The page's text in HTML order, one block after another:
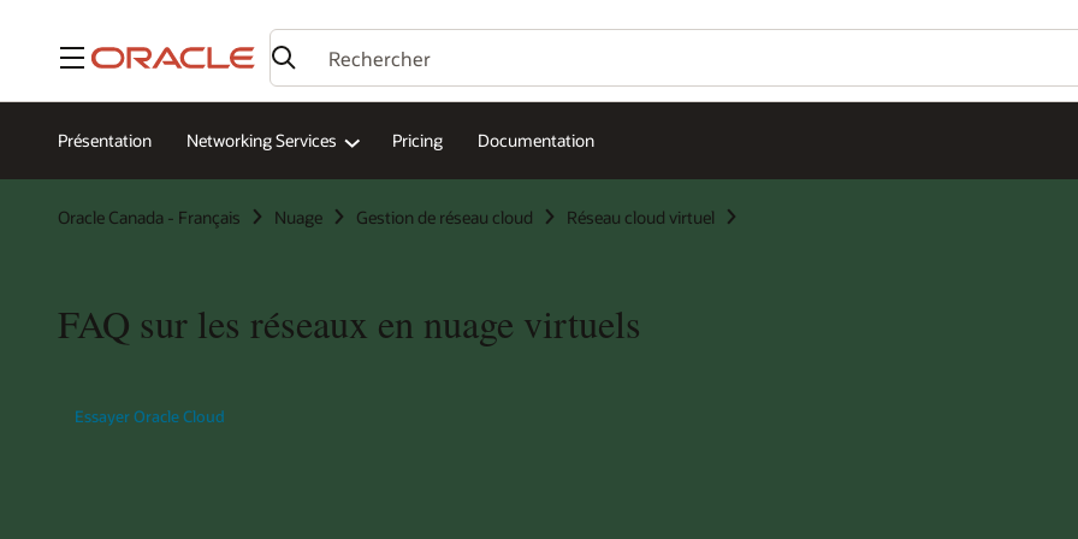
Menu
Présentation Networking Services Pricing Documentation
Oracle Canada - Français Nuage Gestion de réseau cloud Réseau cloud virtuel
FAQ sur les réseaux en nuage virtuels
Essayer Oracle Cloud